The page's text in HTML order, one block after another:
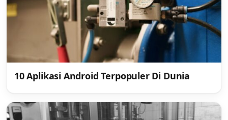
10 Aplikasi Android Terpopuler Di Dunia